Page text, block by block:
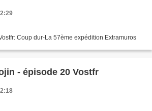
Coup dur-La 57ème expédition Extramuros
- épisode 20 Vostfr